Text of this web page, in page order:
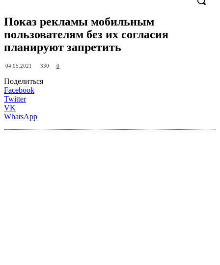
Показ рекламы мобильным
пользователям без их согласия
планируют запретить
04.05.2021 330 0
Поделиться
Facebook
Twitter
VK
WhatsApp